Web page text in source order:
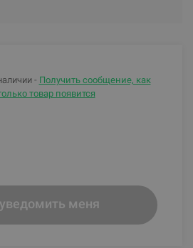
- Получить сообщение, как
товар появится
уведомить меня